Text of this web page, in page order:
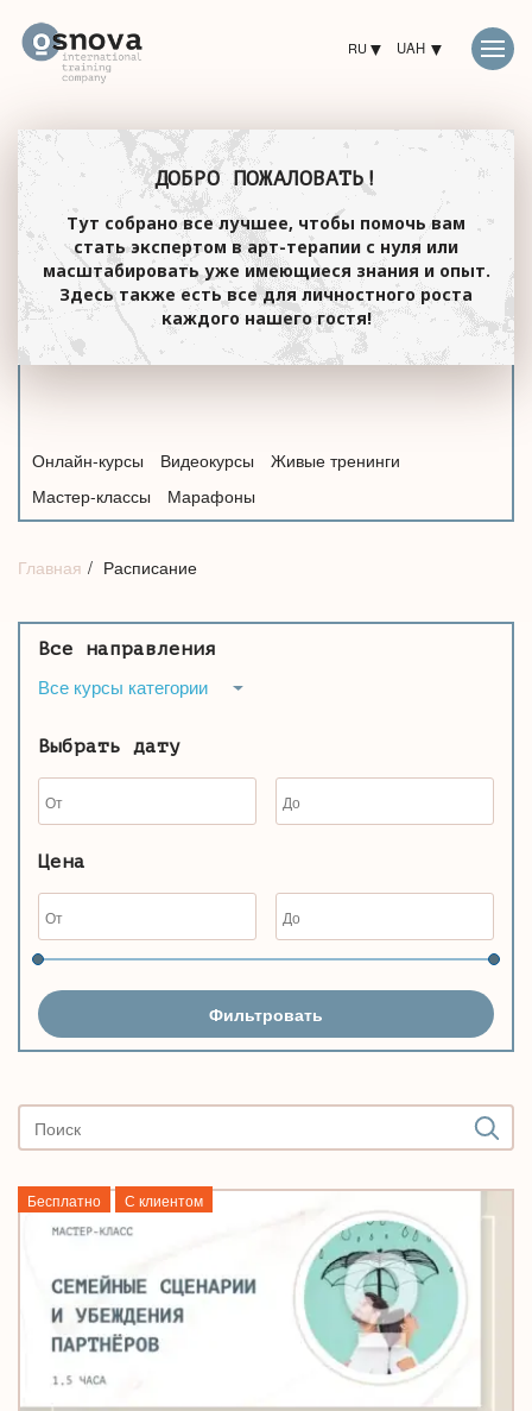
RU UAH
ДОБРО ПОЖАЛОВАТЬ!
Тут собрано все лучшее, чтобы помочь вам
стать экспертом в арт-терапии с нуля или
масштабировать уже имеющиеся знания и опыт.
Здесь также есть все для личностного роста
каждого нашего гостя!
Онлайн-курсы Видеокурсы
Живые тренинги
Мастер-классы
Марафоны
Главная Расписание
Все направления
Все курсы категории
Выбрать дату
Цена
Бесплатно С клиентом